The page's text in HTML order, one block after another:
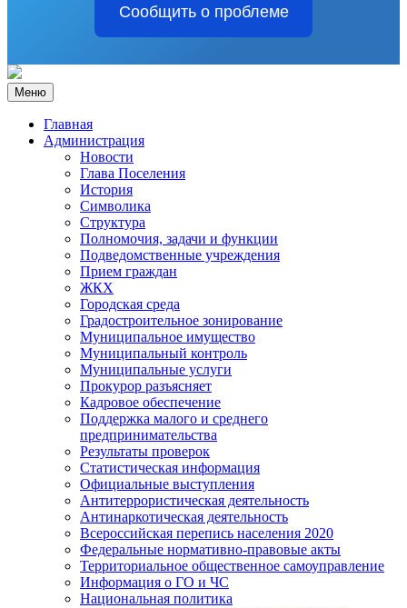
Сообщить о проблеме
Меню
Главная
Администрация
Новости
Глава Поселения
История
Символика
Структура
Полномочия, задачи и функции
Подведомственные учреждения
Прием граждан
ЖКХ
Городская среда
Градостроительное зонирование
Муниципальное имущество
Муниципальный контроль
Муниципальные услуги
Прокурор разъясняет
Кадровое обеспечение
Поддержка малого и среднего
предпринимательства
Результаты проверок
Статистическая информация
Официальные выступления
Антитеррористическая деятельность
Антинаркотическая деятельность
Всероссийская перепись населения 2020
Федеральные нормативно-правовые акты
Территориальное общественное самоуправление
Информация о ГО и ЧС
Национальная политика